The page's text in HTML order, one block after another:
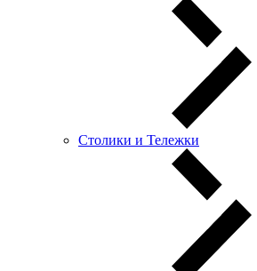
Столики и Тележки